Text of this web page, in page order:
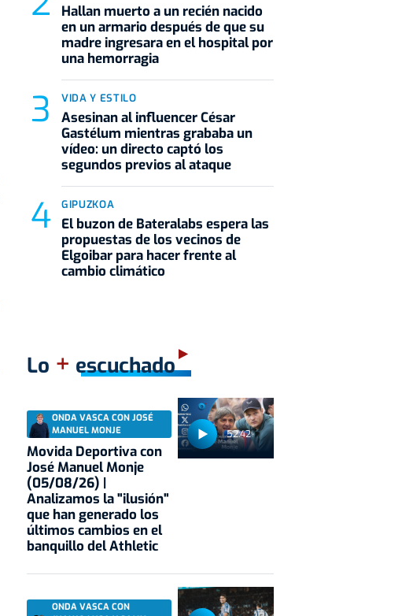
Hallan muerto a un recién nacido
en un armario después de que su
madre ingresara en el hospital por
una hemorragia
VIDA Y ESTILO
Asesinan al influencer César
Gastélum mientras grababa un
vídeo: un directo captó los
segundos previos al ataque
GIPUZKOA
El buzon de Bateralabs espera las
propuestas de los vecinos de
Elgoibar para hacer frente al
cambio climático
Lo + escuchado
52:42
ONDA VASCA CON JOSÉ
MANUEL MONJE
Movida Deportiva con
José Manuel Monje
(05/08/26) |
Analizamos la "ilusión"
que han generado los
últimos cambios en el
banquillo del Athletic
ONDA VASCA CON